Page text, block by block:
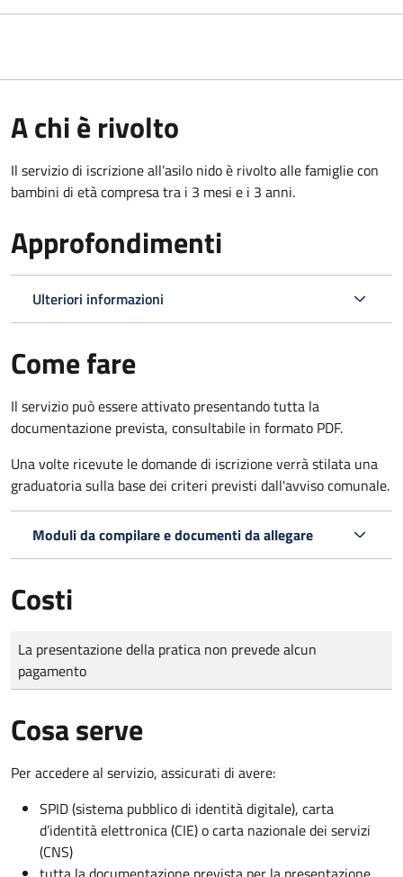
A chi è rivolto
Il servizio di iscrizione all’asilo nido è rivolto alle famiglie con
bambini di età compresa tra i 3 mesi e i 3 anni.
Approfondimenti
Ulteriori informazioni
Come fare
Il servizio può essere attivato presentando tutta la
documentazione prevista, consultabile in formato PDF.
Una volte ricevute le domande di iscrizione verrà stilata una
graduatoria sulla base dei criteri previsti dall'avviso comunale.
Moduli da compilare e documenti da allegare
Costi
Tipo di pagamento
Importo
La presentazione della pratica non prevede alcun
pagamento
Cosa serve
Per accedere al servizio, assicurati di avere:
SPID (sistema pubblico di identità digitale), carta
d’identità elettronica (CIE) o carta nazionale dei servizi
(CNS)